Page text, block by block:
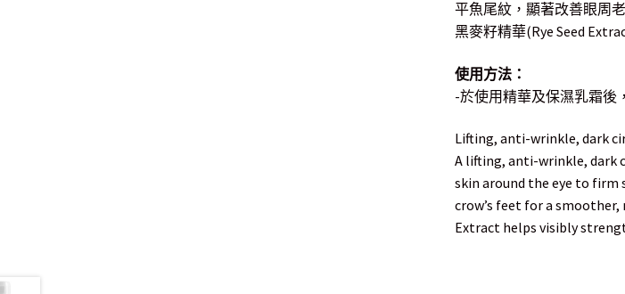
平魚尾紋，顯著改善眼周
黑麥籽精華(Rye Seed
使用方法：
-於使用精華及保濕乳霜後
Lifting, anti-wrinkle, dark
A lifting, anti-wrinkle, dark
skin around the eye to firm
crow’s feet for a
Extract helps visibly